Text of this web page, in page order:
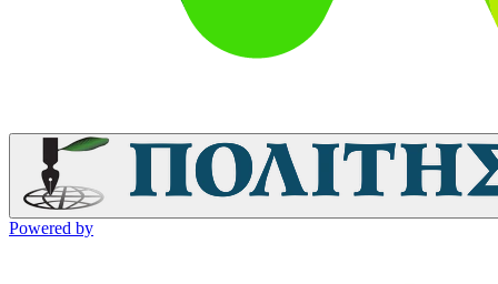
Powered by